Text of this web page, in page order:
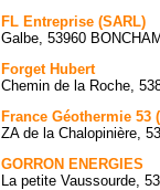
FL Entreprise (SARL)
Galbe, 53960
Forget Hubert
Chemin de la Roche,
France Géothermie 53
ZA de la Chalopinière,
GORRON ENERGIES
La petite Vaussourde,